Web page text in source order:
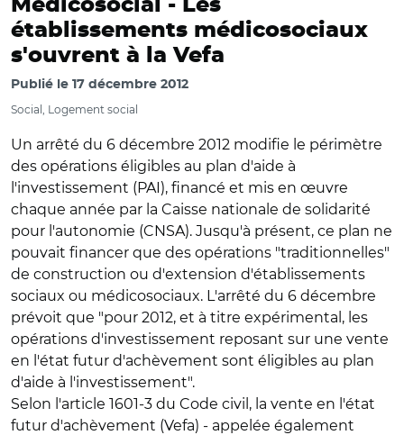
Médicosocial - Les
établissements médicosociaux
s'ouvrent à la Vefa
Publié le 17 décembre 2012
Social, Logement social
Un arrêté du 6 décembre 2012 modifie le périmètre
des opérations éligibles au plan d'aide à
l'investissement (PAI), financé et mis en œuvre
chaque année par la Caisse nationale de solidarité
pour l'autonomie (CNSA). Jusqu'à présent, ce plan ne
pouvait financer que des opérations "traditionnelles"
de construction ou d'extension d'établissements
sociaux ou médicosociaux. L'arrêté du 6 décembre
prévoit que "pour 2012, et à titre expérimental, les
opérations d'investissement reposant sur une vente
en l'état futur d'achèvement sont éligibles au plan
d'aide à l'investissement".
Selon l'article 1601-3 du Code civil, la vente en l'état
futur d'achèvement (Vefa) - appelée également